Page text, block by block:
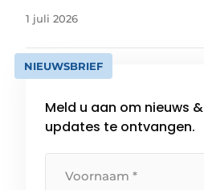
1 juli 2026
NIEUWSBRIEF
Meld u aan om nieuws &
updates te ontvangen.